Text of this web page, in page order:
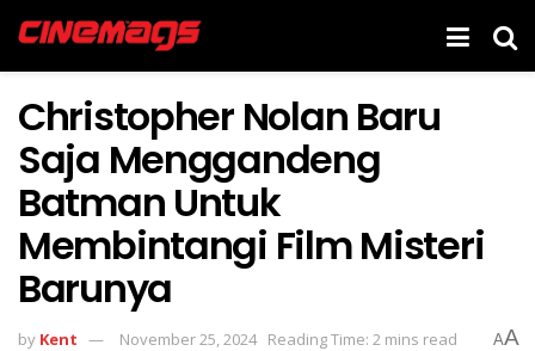
Christopher Nolan Baru
Saja Menggandeng
Batman Untuk
Membintangi Film Misteri
Barunya
by Kent November 25, 2024 Reading Time: 2 mins read AA